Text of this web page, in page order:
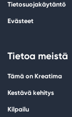
Tietosuojakäytäntö
Evästeet
Tietoa meistä
Tämä on Kreatima
Kestävä kehitys
Kilpailu